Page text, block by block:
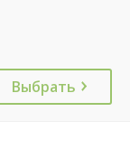
Выбрать